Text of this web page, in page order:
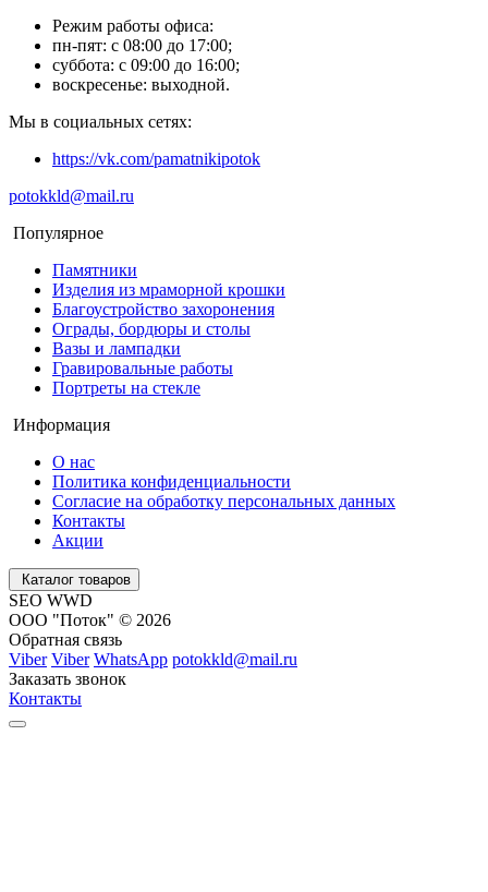
Режим работы офиса:
пн-пят: с 08:00 до 17:00;
суббота: с 09:00 до 16:00;
воскресенье: выходной.
Мы в социальных сетях:
https://vk.com/pamatnikipotok
potokkld@mail.ru
Популярное
Памятники
Изделия из мраморной крошки
Благоустройство захоронения
Ограды, бордюры и столы
Вазы и лампадки
Гравировальные работы
Портреты на стекле
Информация
О нас
Политика конфиденциальности
Согласие на обработку персональных данных
Контакты
Акции
Каталог товаров
SEO WWD
ООО "Поток" © 2026
Обратная связь
Viber Viber WhatsApp potokkld@mail.ru
Заказать звонок
Контакты